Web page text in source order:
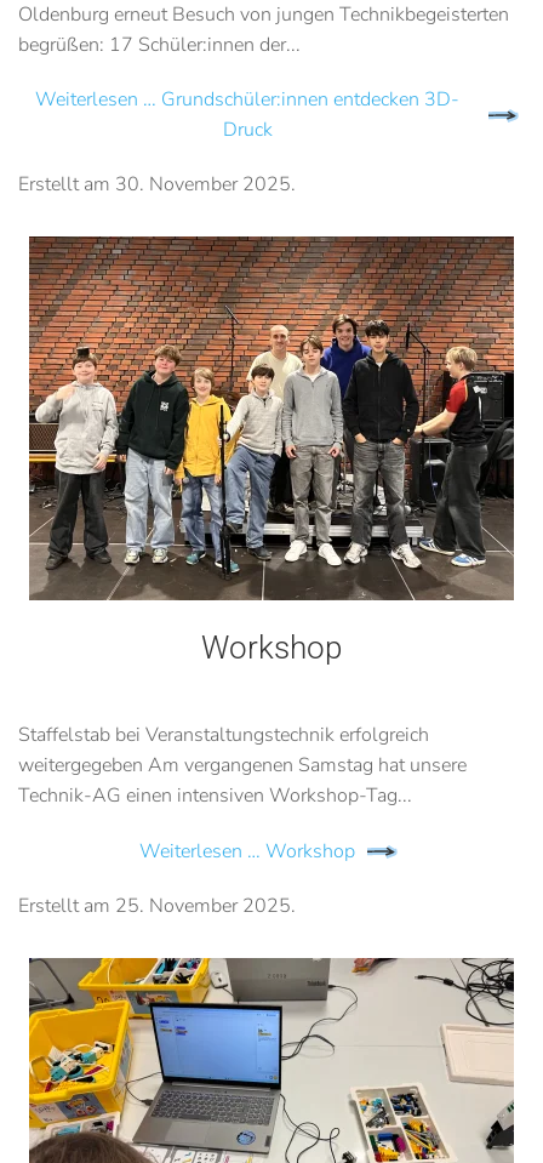
Oldenburg erneut Besuch von jungen Technikbegeisterten
begrüßen: 17 Schüler:innen der...
Weiterlesen … Grundschüler:innen entdecken 3D-
Druck
Erstellt am 30. November 2025.
Workshop
Staffelstab bei Veranstaltungstechnik erfolgreich
weitergegeben Am vergangenen Samstag hat unsere
Technik-AG einen intensiven Workshop-Tag...
Weiterlesen … Workshop
Erstellt am 25. November 2025.